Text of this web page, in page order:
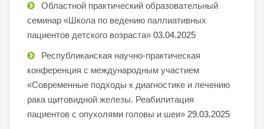
Областной практический образовательный
семинар «Школа по ведению паллиативных
пациентов детского возраста» 03.04.2025
Республиканская научно-практическая
конференция с международным участием
«Современные подходы к диагностике и лечению
рака щитовидной железы. Реабилитация
пациентов с опухолями головы и шеи» 29.03.2025